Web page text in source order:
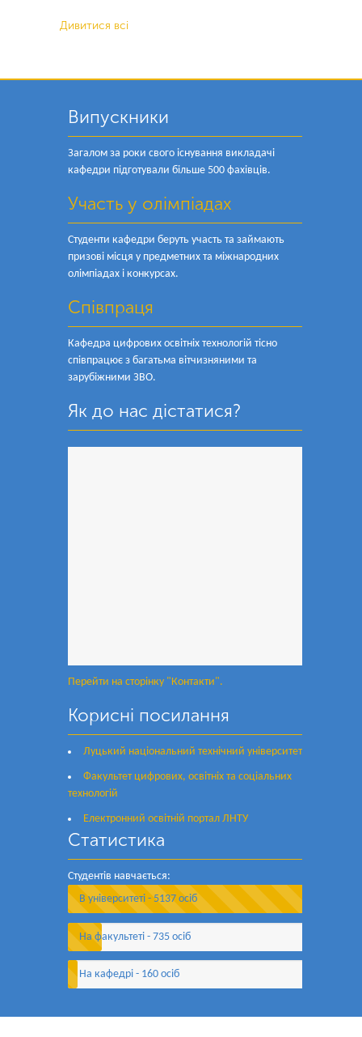
Дивитися всі
Випускники
Загалом за роки свого існування викладачі
кафедри підготували більше 500 фахівців.
Участь у олімпіадах
Студенти кафедри беруть участь та займають
призові місця у предметних та міжнародних
олімпіадах і конкурсах.
Співпраця
Кафедра цифрових освітніх технологій тісно
співпрацює з багатьма вітчизняними та
зарубіжними ЗВО.
Як до нас дістатися?
Перейти на сторінку "Контакти".
Корисні посилання
Луцький національний технічний університет
Факультет цифрових, освітніх та соціальних
технологій
Електронний освітній портал ЛНТУ
Статистика
Студентів навчається:
В університеті - 5137 осіб
На факультеті - 735 осіб
На кафедрі - 160 осіб